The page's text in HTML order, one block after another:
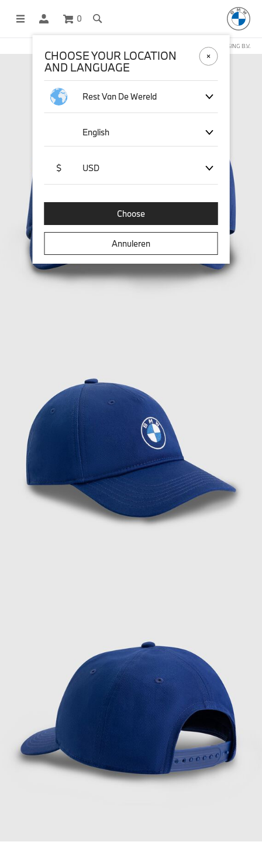
0
DEZE WEBSHOP WORDT BEHEERD DOOR STICHD SPORTMERCHANDISING B.V.
CHOOSE YOUR LOCATION
AND LANGUAGE
Rest Van De Wereld
English
$ USD
Choose
Annuleren